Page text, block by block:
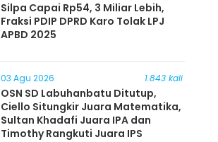
Silpa Capai Rp54, 3 Miliar Lebih,
Fraksi PDIP DPRD Karo Tolak LPJ
APBD 2025
03 Agu 2026 1.843 kali
OSN SD Labuhanbatu Ditutup,
Ciello Situngkir Juara Matematika,
Sultan Khadafi Juara IPA dan
Timothy Rangkuti Juara IPS